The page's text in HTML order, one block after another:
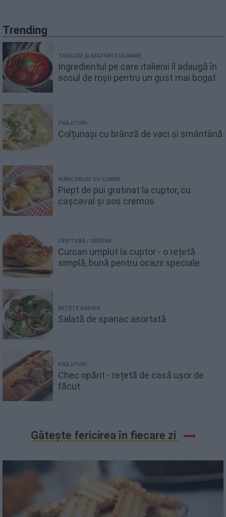
Trending
TRUCURI ȘI SFATURI CULINARE
Ingredientul pe care italienii îl adaugă în
sosul de roșii pentru un gust mai bogat
PRĂJITURI
Colțunași cu brânză de vaci și smântână
MÂNCĂRURI CU CARNE
Piept de pui gratinat la cuptor, cu
cașcaval și sos cremos
FRIPTURĂ / GRĂTAR
Curcan umplut la cuptor - o rețetă
simplă, bună pentru ocazii speciale
REȚETE RAPIDE
Salată de spanac asortată
PRĂJITURI
Chec opărit - rețetă de casă ușor de
făcut
Gătește fericirea în fiecare zi